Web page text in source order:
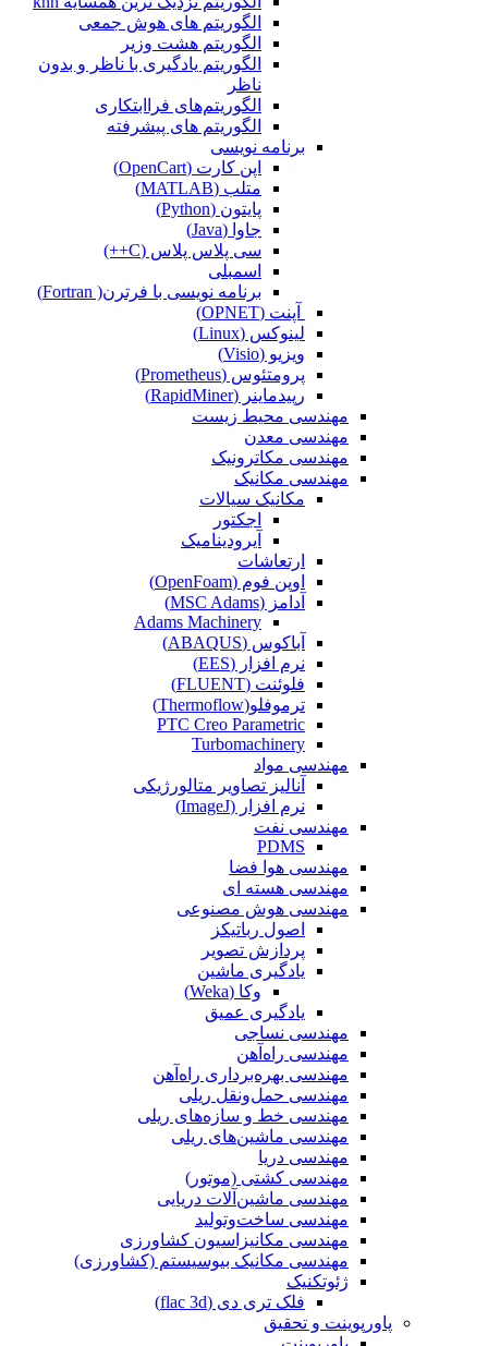
الگوریتم های هوش جمعی
الگوریتم هشت وزیر
الگوریتم یادگیری با ناظر و بدون
ناظر
الگوریتم‌های فراابتکاری
الگوریتم های پیشرفته
برنامه نویسی
اپن کارت (OpenCart)
متلب (MATLAB)
پایتون (Python)
جاوا (Java)
سی پلاس پلاس (C++)
اسمبلی
برنامه نویسی با فرترن( Fortran)
آپنت (OPNET)
لینوکس (Linux)
ویزیو (Visio)
پرومتئوس (Prometheus)
رپیدماینر (RapidMiner)
مهندسی محیط زیست
مهندسی معدن
مهندسی مکاترونیک
مهندسی مکانیک
مکانیک سیالات
اجکتور
آیرودینامیک
ارتعاشات
اوپن فوم (OpenFoam)
آدامز (MSC Adams)
Adams Machinery
آباکوس (ABAQUS)
نرم افزار (EES)
فلوئنت (FLUENT)
ترموفلو(Thermoflow)
PTC Creo Parametric
Turbomachinery
مهندسی مواد
آنالیز تصاویر متالورژیکی
نرم افزار (ImageJ)
مهندسی نفت
PDMS
مهندسی هوا فضا
مهندسی هسته ای
مهندسی هوش مصنوعی
اصول رباتیکز
پردازش تصویر
یادگیری ماشین
وکا (Weka)
یادگیری عمیق
مهندسی نساجی
مهندسی راه‌آهن
مهندسی بهره‌برداری راه‌آهن
مهندسی حمل‌ونقل ریلی
مهندسی خط و سازه‌های ریلی
مهندسی ماشین‌های ریلی
مهندسی دریا
مهندسی کشتی (موتور)
مهندسی ماشین‌آلات دریایی
مهندسی ساخت‌وتولید
مهندسی مکانیزاسیون کشاورزی
مهندسی مکانیک بیوسیستم (کشاورزی)
ژئوتکنیک
فلک تری دی (flac 3d)
پاورپوینت و تحقیق